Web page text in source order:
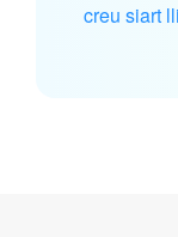
creu siart